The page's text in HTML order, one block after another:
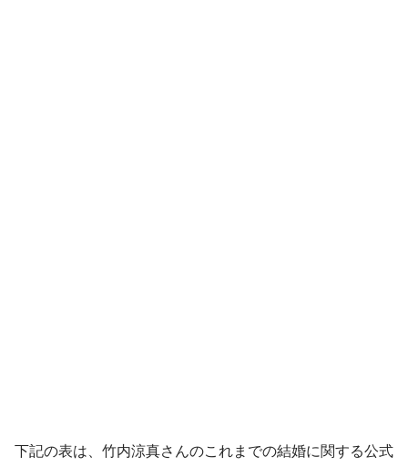
下記の表は、竹内涼真さんのこれまでの結婚に関する公式